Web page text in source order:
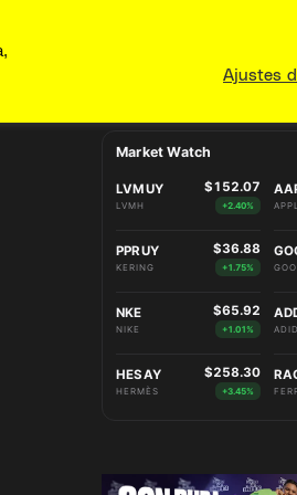
Market Watch
LVMUY
LVMH
$152.07
+2.40%
PPRUY
KERING
$36.88
+1.75%
NKE
NIKE
$65.92
+1.01%
HESAY
HERMÈS
$258.30
+3.45%
Ajustes